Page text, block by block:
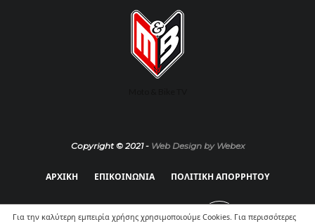
Για την καλύτερη εμπειρία χρήσης χρησιμοποιούμε Cookies. Για περισσότερες
Copyright © 2021 - Web Design by Webex
ΑΡΧΙΚΗ ΕΠΙΚΟΙΝΩΝΙΑ ΠΟΛΙΤΙΚΗ ΑΠΟΡΡΗΤΟΥ